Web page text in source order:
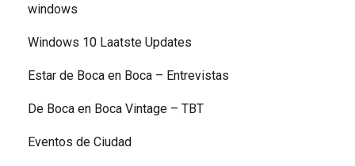
windows
Windows 10 Laatste Updates
Estar de Boca en Boca – Entrevistas
De Boca en Boca Vintage – TBT
Eventos de Ciudad